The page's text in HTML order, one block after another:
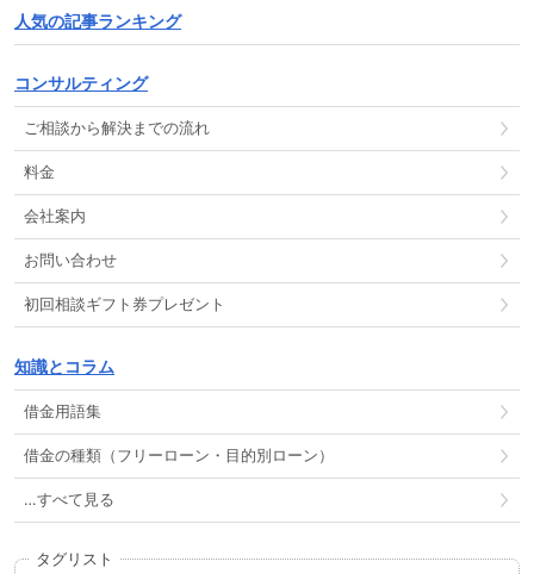
人気の記事ランキング
コンサルティング
ご相談から解決までの流れ
料金
会社案内
お問い合わせ
初回相談ギフト券プレゼント
知識とコラム
借金用語集
借金の種類（フリーローン・目的別ローン）
…すべて見る
タグリスト